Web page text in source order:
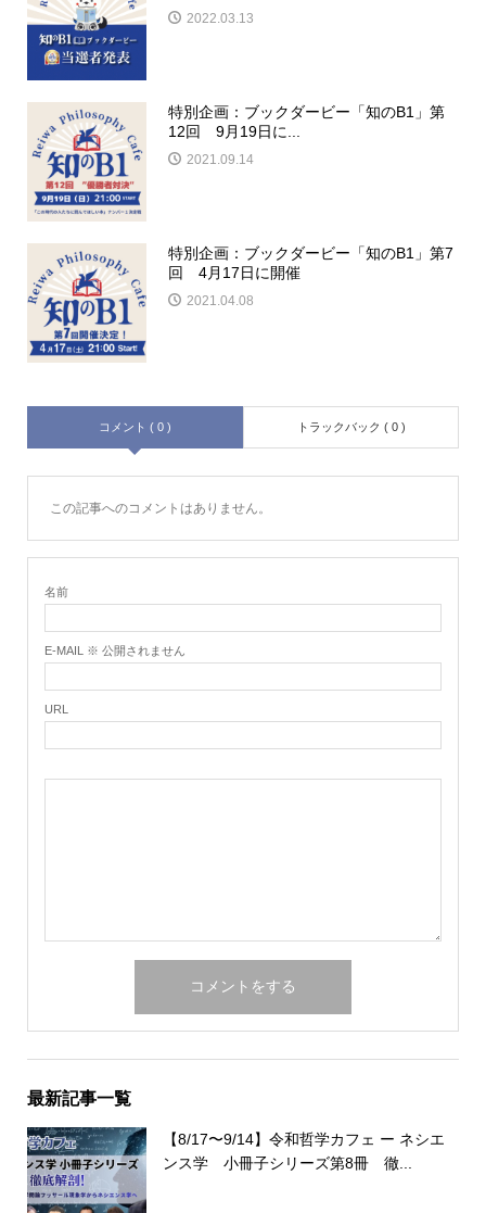
2022.03.13
特別企画：ブックダービー「知のB1」第
12回 9月19日に...
2021.09.14
特別企画：ブックダービー「知のB1」第7
回 4月17日に開催
2021.04.08
コメント ( 0 ) トラックバック ( 0 )
この記事へのコメントはありません。
名前
E-MAIL ※ 公開されません
URL
最新記事一覧
【8/17〜9/14】令和哲学カフェ ー ネシエ
ンス学 小冊子シリーズ第8冊 徹...